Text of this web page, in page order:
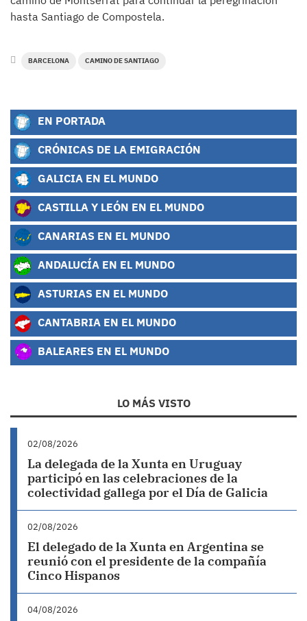
hasta Santiago de Compostela.
BARCELONA CAMINO DE SANTIAGO
EN PORTADA
CRÓNICAS DE LA EMIGRACIÓN
GALICIA EN EL MUNDO
CASTILLA Y LEÓN EN EL MUNDO
CANARIAS EN EL MUNDO
ANDALUCÍA EN EL MUNDO
ASTURIAS EN EL MUNDO
CANTABRIA EN EL MUNDO
BALEARES EN EL MUNDO
LO MÁS VISTO
02/08/2026
La delegada de la Xunta en Uruguay
participó en las celebraciones de la
colectividad gallega por el Día de Galicia
02/08/2026
El delegado de la Xunta en Argentina se
reunió con el presidente de la compañía
Cinco Hispanos
04/08/2026